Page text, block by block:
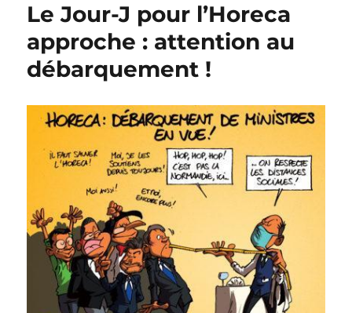
Le Jour-J pour l’Horeca
approche : attention au
débarquement !